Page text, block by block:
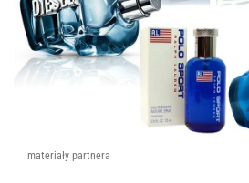
materiały partnera